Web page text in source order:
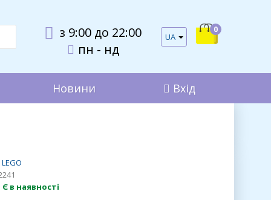
з 9:00 до 22:00
пн - нд
UA
0
Новини Вхід
LEGO
Є в наявності